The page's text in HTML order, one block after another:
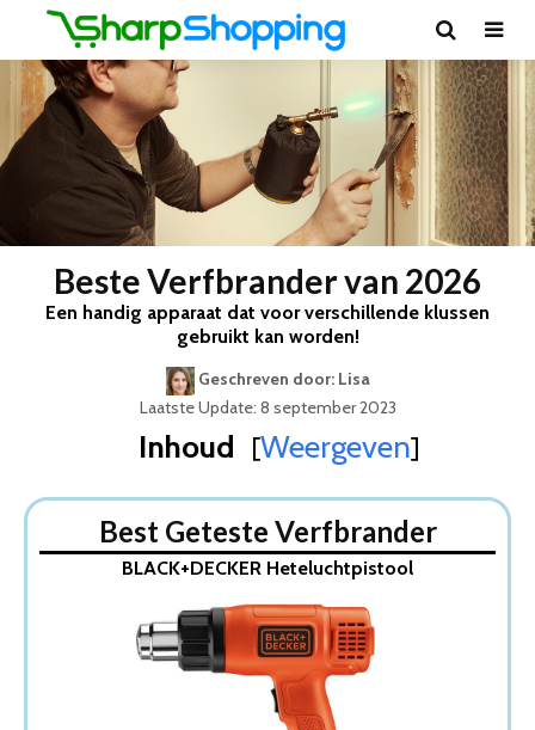
Beste Verfbrander van 2026
Een handig apparaat dat voor verschillende klussen
gebruikt kan worden!
Geschreven door: Lisa
Laatste Update: 8 september 2023
Inhoud [Weergeven]
1. BLACK+DECKER Heteluchtpistool
2. Powerplus Heteluchtpistool
3. FERM Heteluchtpistool/ Verfbrander
4. VONROC Heteluchtpistool – Verfafbrander
5. Einhell Verfafbrander
Wat is de beste Verfbrander van 2026
1. Beste Verfbrander van 2026
Best Geteste Verfbrander
BLACK+DECKER Heteluchtpistool